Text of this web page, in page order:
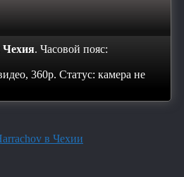
Чехия. Часовой пояс:
360p. Статус: камера не